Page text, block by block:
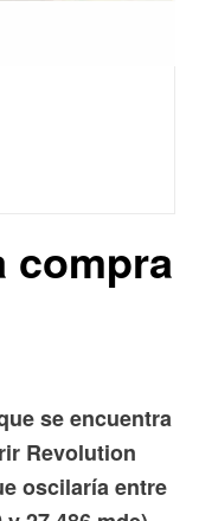
compra
se encuentra
Revolution
oscilaría entre